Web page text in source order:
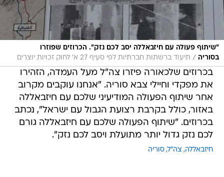
"שיתוף פעולה עם חיזבאללה יסב לכם נזק". הכרוזים שפוזרו
בסוריה / תיעוד ברשתות חברתיות לפי סעיף 27 א' לחוק זכויות יוצרים
בכרוזים שלכאורה פיזרו צה"ל מעל העמדה, הזהירו
את מפקדי וחיילי צבא סוריה. "אנחנו עוקבים מקרוב
אחר שיתוף הפעולה המודיעיני שלכם עם חיזבאללה
באזור, כולל בקרבת רצועת הגבול עם ישראל", נכתב
בכרוזים. "שיתוף הפעולה שלכם עם חיזבאללה גורם
לכם נזק גדול יותר מתועלת ויסב לכם נזק".
חיזבאללה צה"ל סוריה